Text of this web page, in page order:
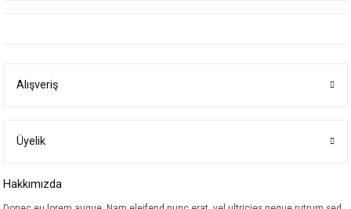
Ürün bilgilerinde hatalar bulunuyor.
Bu ürüne benzer farklı alternatifler olmalı.
Alışveriş
Üyelik
Hakkımızda